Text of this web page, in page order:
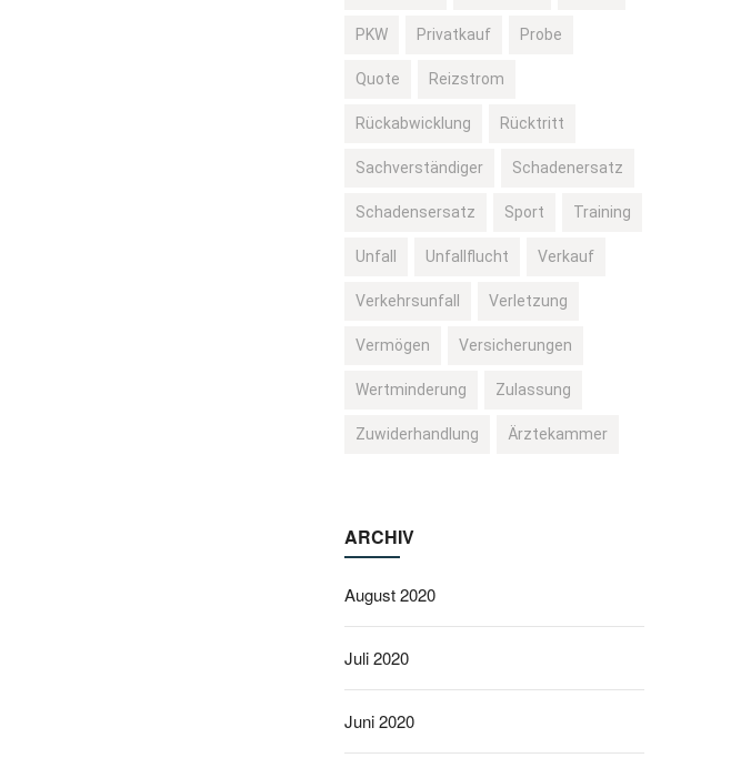
PKW Privatkauf Probe
Quote Reizstrom
Rückabwicklung Rücktritt
Sachverständiger Schadenersatz
Schadensersatz Sport Training
Unfall Unfallflucht Verkauf
Verkehrsunfall Verletzung
Vermögen Versicherungen
Wertminderung Zulassung
Zuwiderhandlung Ärztekammer
ARCHIV
August 2020
Juli 2020
Juni 2020